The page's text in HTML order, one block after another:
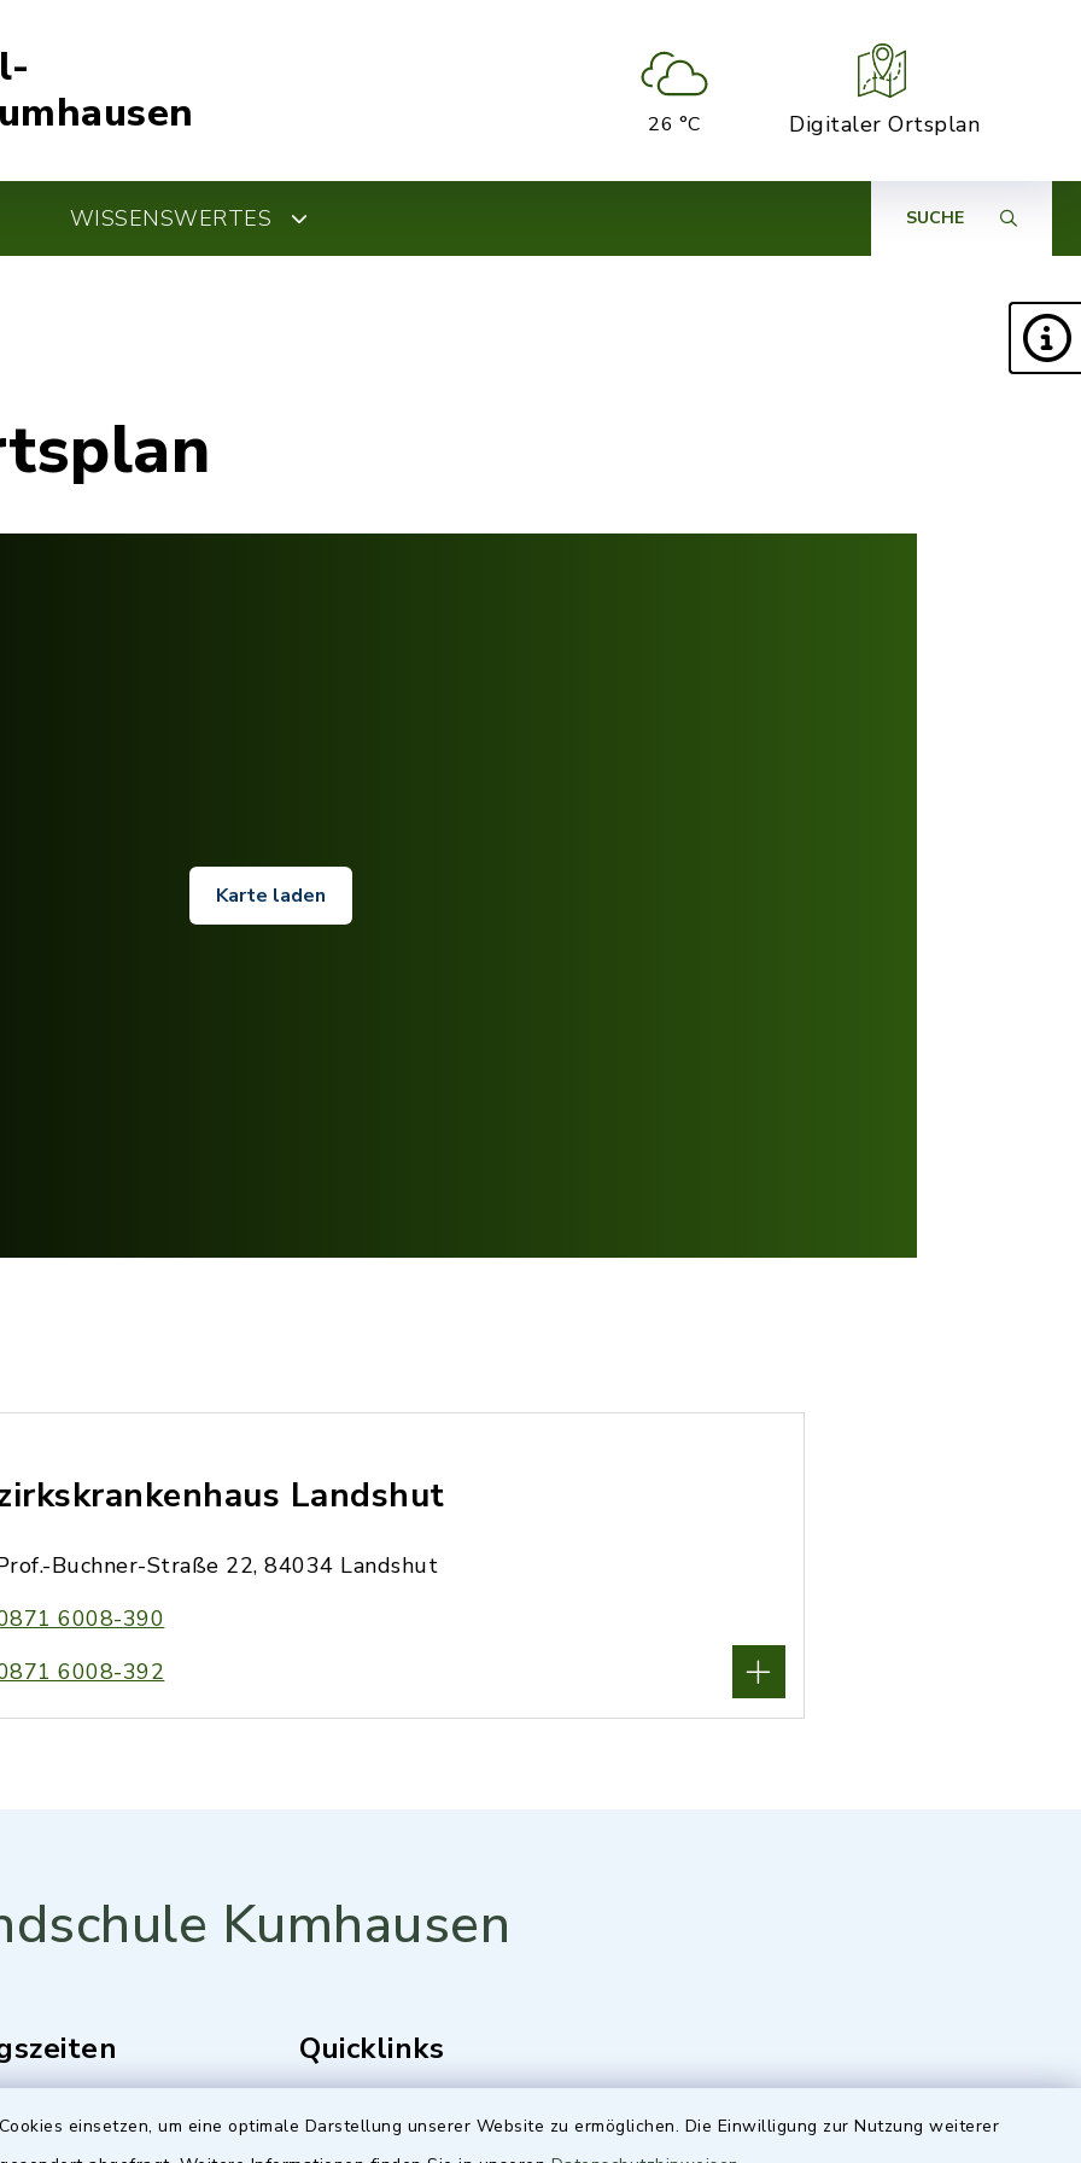
einsetzen, um eine optimale Darstellung unserer Website zu ermöglichen. Die Einwilligung zur Nutzung weiterer
26 °C Digitaler Ortsplan
WISSENSWERTES SUCHE
Karte laden
Landshut
Buchner-Straße 22, 84034 Landshut
6008-390
6008-392
Kumhausen
Quicklinks